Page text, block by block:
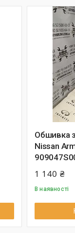
Обшивка
Nissan
1 140 ₴
В наявності